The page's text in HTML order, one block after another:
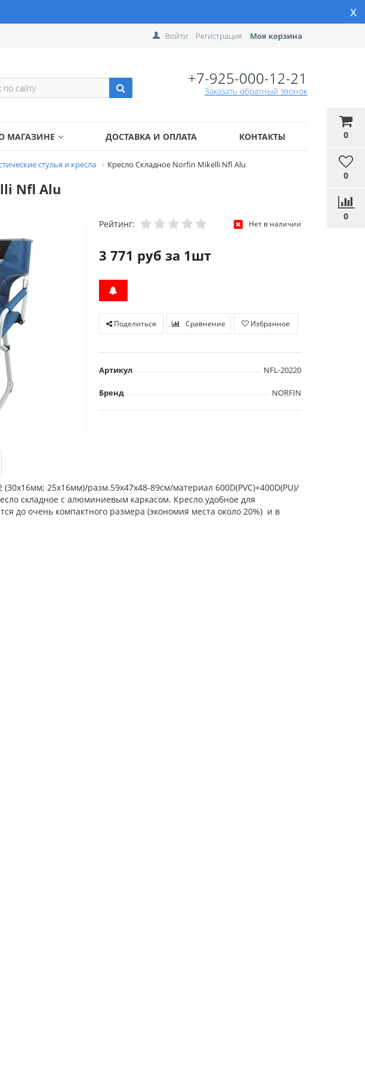
x
0
0
0
Войти Регистрация Моя корзина
+7-925-000-12-21
Заказать обратный звонок
МАГАЗИНЕ ДОСТАВКА И ОПЛАТА КОНТАКТЫ
стулья и кресла Кресло Складное Norfin Mikelli Nfl Alu
Nfl Alu
Рейтинг:
Нет в наличии
3 771 руб за 1шт
Поделиться Сравнение Избранное
Артикул NFL-20220
Бренд NORFIN
25x16мм)/разм.59х47х48-89см/материал 600D(PVС)+400D(PU)/
складное с алюминиевым каркасом. Кресло удобное для
до очень компактного размера (экономия места около 20%) и в